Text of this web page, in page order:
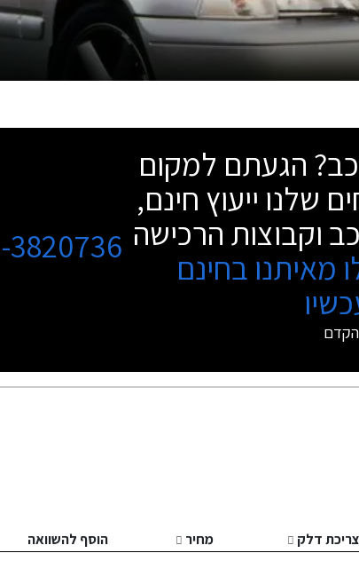
הגעתם למקום
שלנו ייעוץ חינם,
וקבוצות הרכישה
מאיתנו בחינם
3820736
צריכת דלק מחיר
הוסף להשוואה